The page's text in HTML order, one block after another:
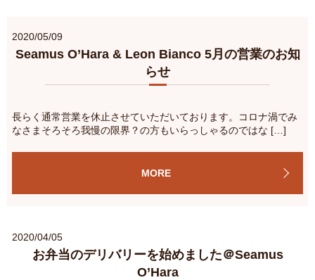
2020/05/09
Seamus O’Hara & Leon Bianco 5月の営業のお知
らせ
長らく通常営業を休止させていただいております。コロナ渦でみ
なさまそろそろ我慢の限界？の方もいらっしゃるのではな […]
MORE
2020/04/05
お弁当のデリバリーを始めました＠Seamus
O’Hara